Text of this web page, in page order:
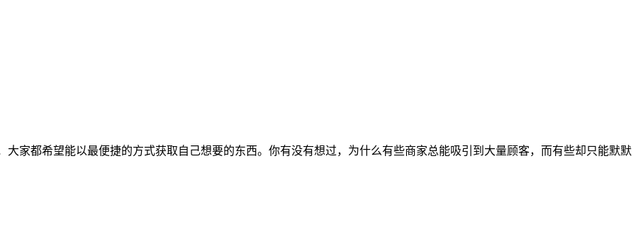
家都希望能以最便捷的方式获取自己想要的东西。你有没有想过，为什么有些商家总能吸引到大量顾客，而有些却只能默默